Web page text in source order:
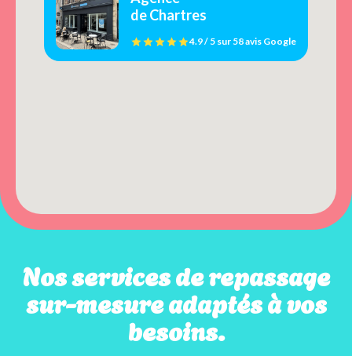
de Chartres
4.9 / 5 sur 58 avis Google
Nos services de repassage
sur-mesure adaptés à vos
besoins.